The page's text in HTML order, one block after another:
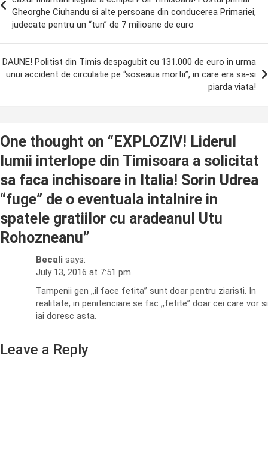
Gheorghe Ciuhandu si alte persoane din conducerea Primariei,
judecate pentru un “tun” de 7 milioane de euro
DAUNE! Politist din Timis despagubit cu 131.000 de euro in urma
unui accident de circulatie pe “soseaua mortii”, in care era sa-si
piarda viata!
One thought on “ EXPLOZIV! Liderul
lumii interlope din Timisoara a solicitat
sa faca inchisoare in Italia! Sorin Udrea
“fuge” de o eventuala intalnire in
spatele gratiilor cu aradeanul Utu
Rohozneanu”
Becali says:
July 13, 2016 at 7:51 pm
Tampenii gen ,,il face fetita” sunt doar pentru ziaristi. In
realitate, in penitenciare se fac ,,fetite” doar cei care vor si
iai doresc asta.
Leave a Reply